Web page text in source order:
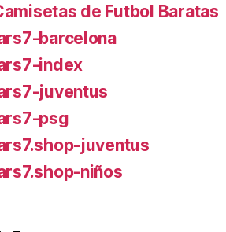
de Futbol Baratas
barcelona
index
juventus
psg
juventus
niños